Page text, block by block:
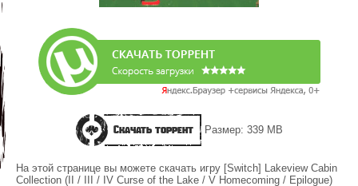
Скачать торрент Размер: 339 MB
На этой странице вы можете скачать игру [Switch] Lakeview Cabin
Collection (II / III / IV Curse of the Lake / V Homecoming / Epilogue)